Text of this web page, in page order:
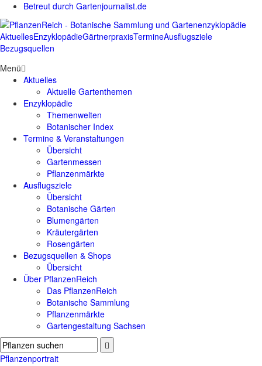
Betreut durch Gartenjournalist.de
AktuellesEnzyklopädieGärtnerpraxisTermineAusflugsziele
Bezugsquellen
Menü
Aktuelles
Aktuelle Gartenthemen
Enzyklopädie
Themenwelten
Botanischer Index
Termine & Veranstaltungen
Übersicht
Gartenmessen
Pflanzenmärkte
Ausflugsziele
Übersicht
Botanische Gärten
Blumengärten
Kräutergärten
Rosengärten
Bezugsquellen & Shops
Übersicht
Über PflanzenReich
Das PflanzenReich
Botanische Sammlung
Pflanzenmärkte
Gartengestaltung Sachsen
Pflanzenportrait